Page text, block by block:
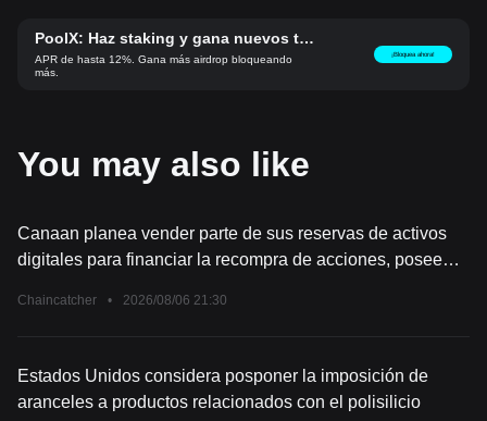
PoolX: Haz staking y gana nuevos to
kens.
APR de hasta 12%. Gana más airdrop bloqueando
más.
¡Bloquea ahora!
You may also like
Canaan planea vender parte de sus reservas de activos
digitales para financiar la recompra de acciones, posee
Chaincatcher • 2026/08/06 21:30
Estados Unidos considera posponer la imposición de
aranceles a productos relacionados con el polisilicio